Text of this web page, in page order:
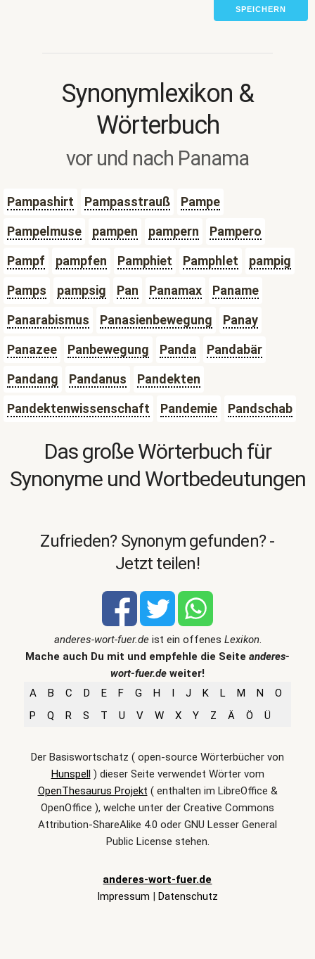
SPEICHERN
Synonymlexikon &
Wörterbuch
vor und nach Panama
Pampashirt Pampasstrauß
Pampe
Pampelmuse
pampen pampern
Pampero
Pampf
pampfen Pamphiet Pamphlet
pampig
Pamps
pampsig Pan Panamax
Paname
Panarabismus
Panasienbewegung
Panay
Panazee
Panbewegung Panda
Pandabär
Pandang
Pandanus
Pandekten
Pandektenwissenschaft
Pandemie Pandschab
Das große Wörterbuch für
Synonyme und Wortbedeutungen
Zufrieden? Synonym gefunden? -
Jetzt teilen!
anderes-wort-fuer.deist ein offenes Lexikon.
Mache auch Du mit und empfehle die Seite anderes-
wort-fuer.de weiter!
A
B C D E F G H I J K L M N
O
P
Q R S T U V W X Y Z Ä Ö Ü
Der Basiswortschatz ( open-source Wörterbücher von
Hunspell) dieser Seite verwendet Wörter vom
OpenThesaurus Projekt ( enthalten im LibreOffice &
OpenOffice ), welche unter der Creative Commons
Attribution-ShareAlike 4.0 oder GNU Lesser General
Public License stehen.
anderes-wort-fuer.de
Impressum | Datenschutz